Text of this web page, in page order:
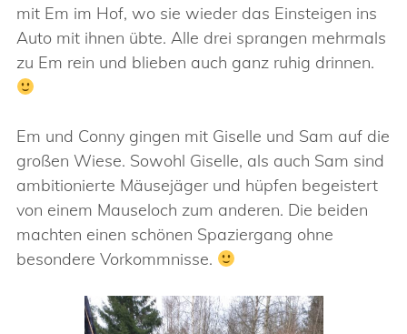
mit Em im Hof, wo sie wieder das Einsteigen ins
Auto mit ihnen übte. Alle drei sprangen mehrmals
zu Em rein und blieben auch ganz ruhig drinnen.
Em und Conny gingen mit Giselle und Sam auf die
großen Wiese. Sowohl Giselle, als auch Sam sind
ambitionierte Mäusejäger und hüpfen begeistert
von einem Mauseloch zum anderen. Die beiden
machten einen schönen Spaziergang ohne
besondere Vorkommnisse.